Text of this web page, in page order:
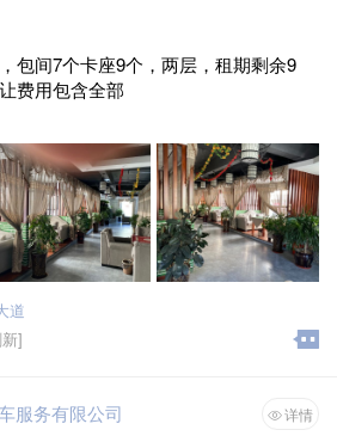
包间7个卡座9个，两层，租期剩余9
费用包含全部
道
]
服务有限公司 详情